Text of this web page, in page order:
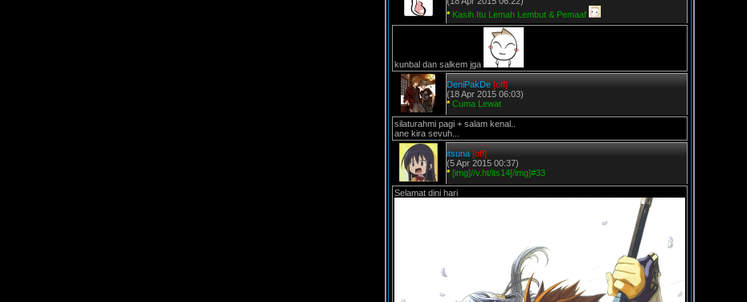
* Kasih Itu Lemah Lembut & Pemaaf
kunbal dan salkem jga
DeniPakDe [off]
(18 Apr 2015 06:03)
* Cuma Lewat
silaturahmi pagi + salam kenal..
ane kira sevuh...
itsuna [off]
(5 Apr 2015 00:37)
* [img]//v.ht/its14[/img]#33
Selamat dini hari